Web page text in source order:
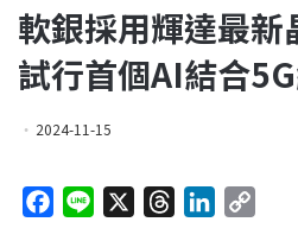
軟銀採用輝達最新
試行首個AI結合
2024-11-15